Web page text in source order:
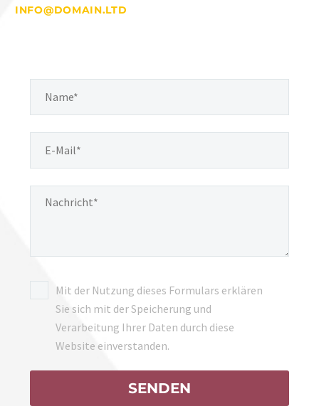
INFO@DOMAIN.LTD
Mit der Nutzung dieses Formulars erklären
Sie sich mit der Speicherung und
Verarbeitung Ihrer Daten durch diese
Website einverstanden.